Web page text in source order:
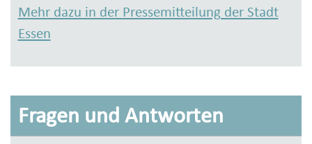
Mehr dazu in der Pressemitteilung der Stadt
Essen
Fragen und Antworten